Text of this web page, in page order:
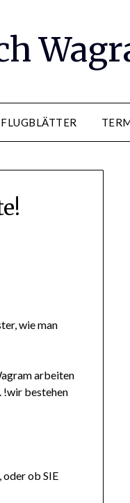
FLUGBLÄTTER
wie man
arbeiten
!wir bestehen
ob SIE